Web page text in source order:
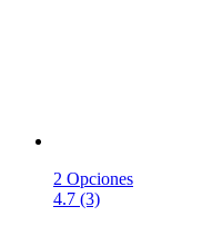
2 Opciones
4.7 (3)